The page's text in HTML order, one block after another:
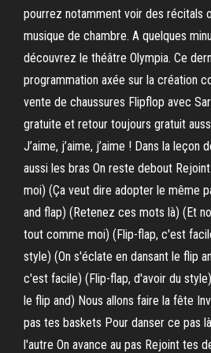
pourrez notamment voir des récitals
musique de chambre. A quelques
découvrez le théâtre Olympia. Ce
programmation axée sur la création
vente de chaussures Flipflop avec
gratuite et retour toujours gratuit
J’aime, j’aime, j’aime ! Dans la leçon
aussi les bras On reste debout
moi) (Ça veut dire adopter le même
and flap) (Retenez ces mots là) (Et
tout comme moi) (Flip-flap, c'est
style) (On s'éclate en dansant le flip
c'est facile) (Flip-flap, d'avoir du
le flip and) Nous allons faire la fête
pas tes baskets Pour danser ce pas
l'autre On avance au pas Rejoint tes